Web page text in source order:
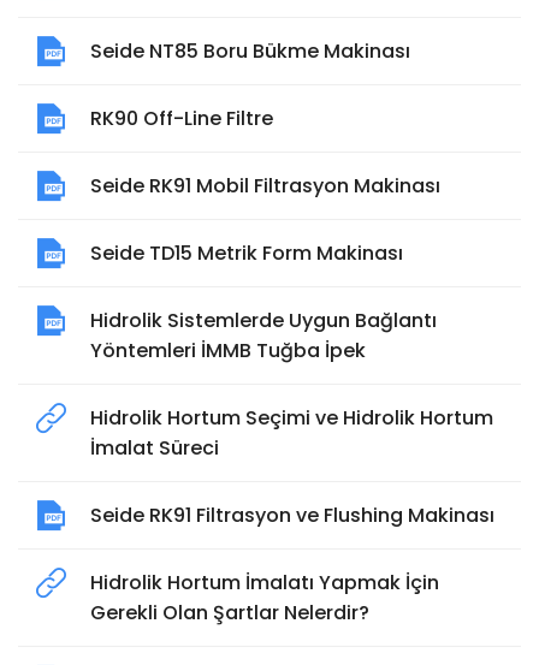
Seide NT85 Boru Bükme Makinası
RK90 Off-Line Filtre
Seide RK91 Mobil Filtrasyon Makinası
Seide TD15 Metrik Form Makinası
Hidrolik Sistemlerde Uygun Bağlantı
Yöntemleri İMMB Tuğba İpek
Hidrolik Hortum Seçimi ve Hidrolik Hortum
İmalat Süreci
Seide RK91 Filtrasyon ve Flushing Makinası
Hidrolik Hortum İmalatı Yapmak İçin
Gerekli Olan Şartlar Nelerdir?